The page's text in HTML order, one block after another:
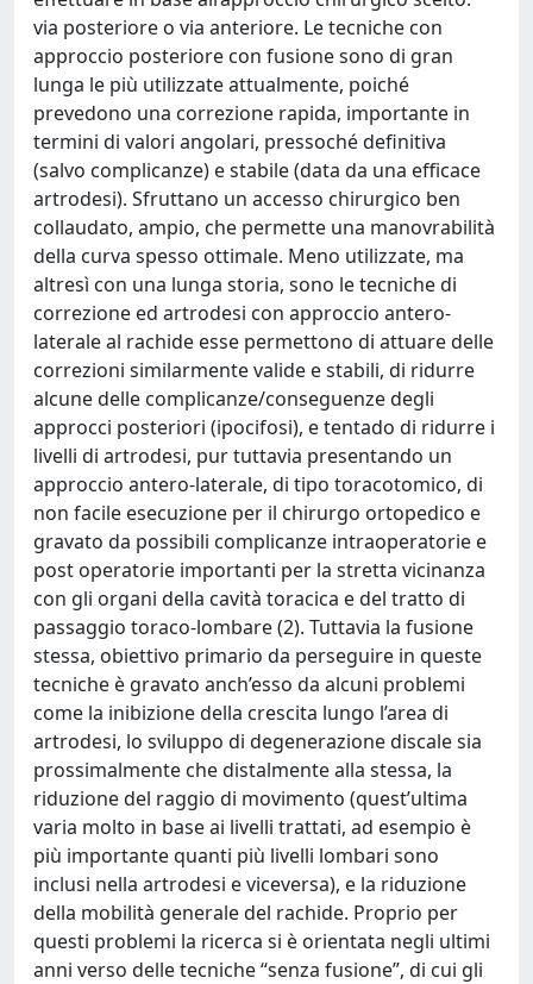
via posteriore o via anteriore. Le tecniche con
approccio posteriore con fusione sono di gran
lunga le più utilizzate attualmente, poiché
prevedono una correzione rapida, importante in
termini di valori angolari, pressoché definitiva
(salvo complicanze) e stabile (data da una efficace
artrodesi). Sfruttano un accesso chirurgico ben
collaudato, ampio, che permette una manovrabilità
della curva spesso ottimale. Meno utilizzate, ma
altresì con una lunga storia, sono le tecniche di
correzione ed artrodesi con approccio antero-
laterale al rachide esse permettono di attuare delle
correzioni similarmente valide e stabili, di ridurre
alcune delle complicanze/conseguenze degli
approcci posteriori (ipocifosi), e tentado di ridurre i
livelli di artrodesi, pur tuttavia presentando un
approccio antero-laterale, di tipo toracotomico, di
non facile esecuzione per il chirurgo ortopedico e
gravato da possibili complicanze intraoperatorie e
post operatorie importanti per la stretta vicinanza
con gli organi della cavità toracica e del tratto di
passaggio toraco-lombare (2). Tuttavia la fusione
stessa, obiettivo primario da perseguire in queste
tecniche è gravato anch’esso da alcuni problemi
come la inibizione della crescita lungo l’area di
artrodesi, lo sviluppo di degenerazione discale sia
prossimalmente che distalmente alla stessa, la
riduzione del raggio di movimento (quest’ultima
varia molto in base ai livelli trattati, ad esempio è
più importante quanti più livelli lombari sono
inclusi nella artrodesi e viceversa), e la riduzione
della mobilità generale del rachide. Proprio per
questi problemi la ricerca si è orientata negli ultimi
anni verso delle tecniche “senza fusione”, di cui gli